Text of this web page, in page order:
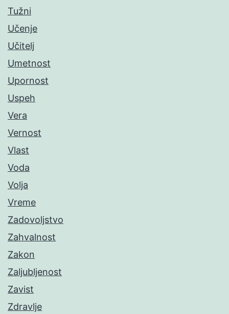
Tužni
Učenje
Učitelj
Umetnost
Upornost
Uspeh
Vera
Vernost
Vlast
Voda
Volja
Vreme
Zadovoljstvo
Zahvalnost
Zakon
Zaljubljenost
Zavist
Zdravlje